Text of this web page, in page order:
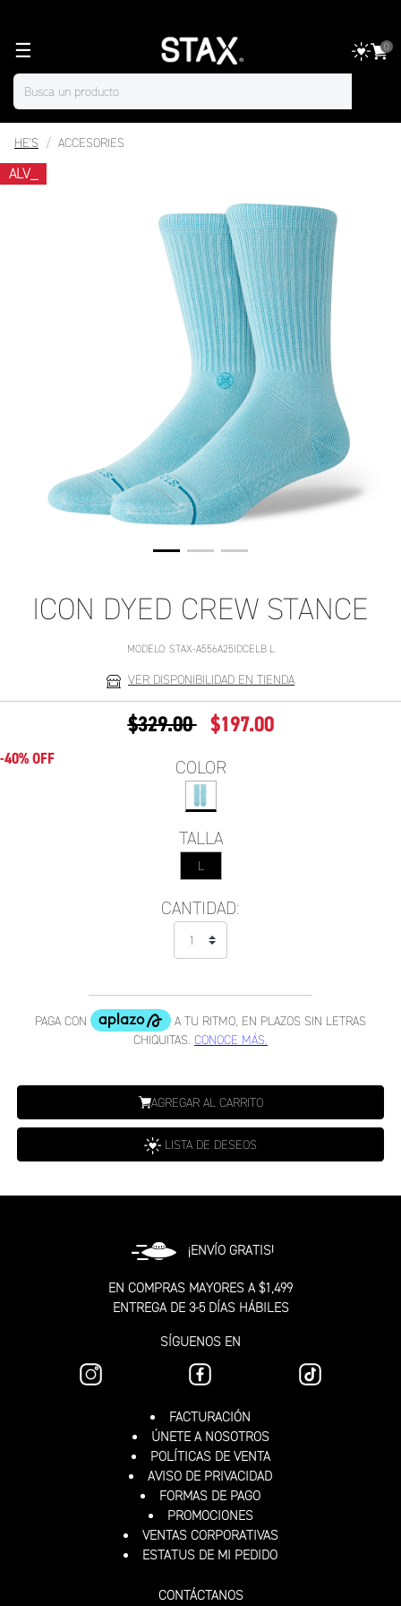
☰ 0
HE'S ACCESORIES
ALV_
ICON DYED CREW STANCE
MODELO: STAX-A556A25IDCELB L
VER DISPONIBILIDAD EN TIENDA
PRECIO REDUCIDO DE
$329.00A $197.00
-40% OFF COLOR
TALLA
L
CANTIDAD:
AGREGAR AL CARRITO
LISTA DE DESEOS
¡ENVÍO GRATIS!
EN COMPRAS MAYORES A $1,499
ENTREGA DE 3-5 DÍAS HÁBILES
SÍGUENOS EN
FACTURACIÓN
ÚNETE A NOSOTROS
POLÍTICAS DE VENTA
AVISO DE PRIVACIDAD
FORMAS DE PAGO
PROMOCIONES
VENTAS CORPORATIVAS
ESTATUS DE MI PEDIDO
CONTÁCTANOS